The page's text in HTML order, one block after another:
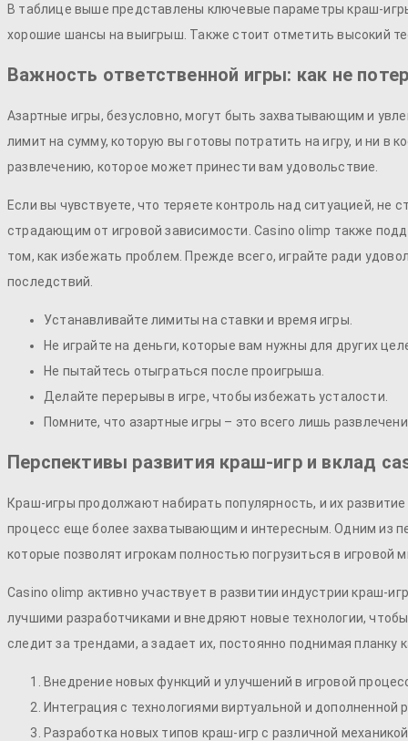
В таблице выше представлены ключевые параметры краш-
хорошие шансы на выигрыш. Также стоит отметить высокий
Важность ответственной игры: как не
Азартные игры, безусловно, могут быть захватывающим и
лимит на сумму, которую вы готовы потратить на игру, и ни в
развлечению, которое может принести вам удовольствие.
Если вы чувствуете, что теряете контроль над ситуацией,
страдающим от игровой зависимости. Casino olimp также
том, как избежать проблем. Прежде всего, играйте ради
последствий.
Устанавливайте лимиты на ставки и время игры.
Не играйте на деньги, которые вам нужны для других
Не пытайтесь отыграться после проигрыша.
Делайте перерывы в игре, чтобы избежать усталости.
Помните, что азартные игры – это всего лишь
Перспективы развития краш-игр и вклад
Краш-игры продолжают набирать популярность, и их
процесс еще более захватывающим и интересным. Одним из
которые позволят игрокам полностью погрузиться в
Casino olimp активно участвует в развитии индустрии краш-
лучшими разработчиками и внедряют новые технологии,
следит за трендами, а задает их, постоянно поднимая
Внедрение новых функций и улучшений в игровой
Интеграция с технологиями виртуальной и дополненной
Разработка новых типов краш-игр с различной